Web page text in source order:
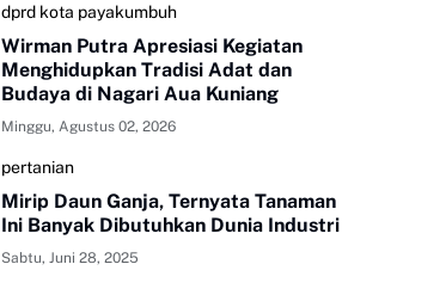
dprd kota payakumbuh
Wirman Putra Apresiasi Kegiatan
Menghidupkan Tradisi Adat dan
Budaya di Nagari Aua Kuniang
Minggu, Agustus 02, 2026
pertanian
Mirip Daun Ganja, Ternyata Tanaman
Ini Banyak Dibutuhkan Dunia Industri
Sabtu, Juni 28, 2025